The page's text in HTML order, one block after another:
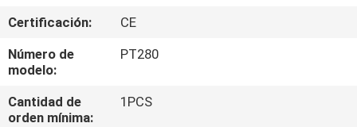
VIAJE
DE
LA
FÁBRICA
Certificación:
CE
Número de
modelo:
PT280
Cantidad de
orden mínima:
1PCS